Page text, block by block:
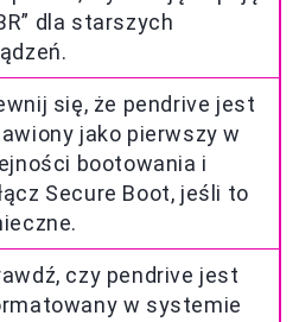
dla starszych
się, że pendrive jest
jako pierwszy w
bootowania i
Secure Boot, jeśli to
czy pendrive jest
w systemie